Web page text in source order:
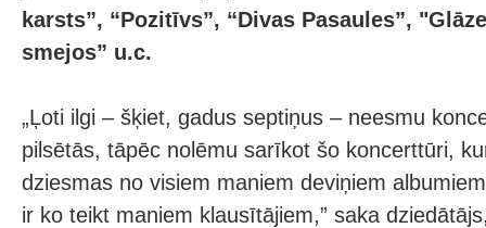
karsts”, “Pozitīvs”, “Divas Pasaules”,
smejos” u.c.
„Ļoti ilgi – šķiet, gadus septiņus – neesmu
pilsētās, tāpēc nolēmu sarīkot šo koncerttūri,
dziesmas no visiem maniem deviņiem
ir ko teikt maniem klausītājiem,” saka